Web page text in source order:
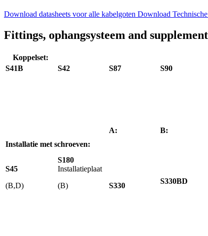
Download datasheets voor alle kabelgoten Download
Fittings, ophangsysteem and
Koppelset:
S41B
S42 S87
S90
Installatie met schroeven:
A: B:
S45
(B,D)
S180
Installatieplaat
(B)
S330
S330BD